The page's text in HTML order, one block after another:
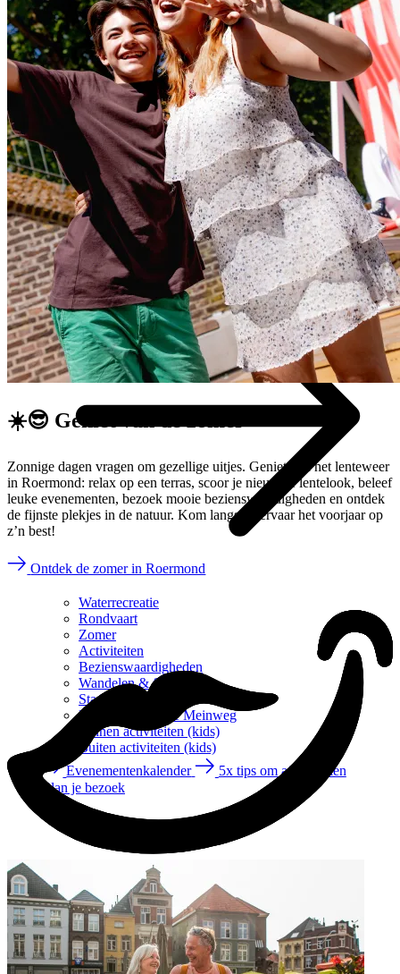
Waterrecreatie
Rondvaart
Zomer
Activiteiten
Bezienswaardigheden
Wandelen & fietsen
Stadswandelingen
Nationaal Park de Meinweg
Binnen activiteiten (kids)
Buiten activiteiten (kids)
Evenementenkalender
5x tips om af te koelen
Plan je bezoek
☀️😎 Geniet van de
Zonnige dagen vragen om gezellige uitjes. Geniet van het lenteweer
in Roermond: relax op een terras, scoor je nieuwste lentelook, beleef
leuke evenementen, bezoek mooie bezienswaardigheden en ontdek
de fijnste plekjes in de natuur. Kom langs en ervaar het voorjaar op
z’n best!
Ontdek de zomer in Roermond